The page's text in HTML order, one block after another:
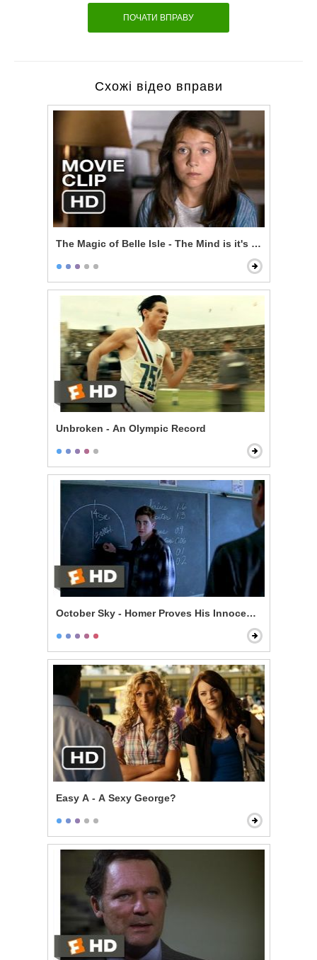
ПОЧАТИ ВПРАВУ
Схожі відео вправи
The Magic of Belle Isle - The Mind is it's Own Place
Unbroken - An Olympic Record
October Sky - Homer Proves His Innocence
Easy A - A Sexy George?